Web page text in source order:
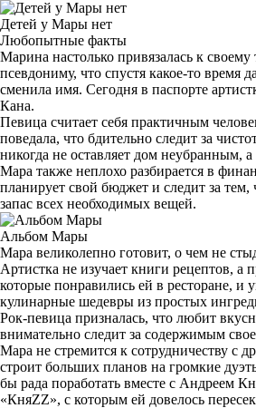
Детей у Мары нет
Любопытные факты
Марина настолько привязалась к своему
псевдониму, что спустя какое-то время
сменила имя. Сегодня в паспорте
Кана.
Певица считает себя практичным
поведала, что бдительно следит за
никогда не оставляет дом неубранным,
Мара также неплохо разбирается в
планирует свой бюджет и следит за тем,
запас всех необходимых вещей.
Альбом Мары
Мара великолепно готовит, о чем не
Артистка не изучает книги рецептов, а
которые понравились ей в ресторане, и
кулинарные шедевры из простых
Рок-певица призналась, что любит
внимательно следит за содержимым
Мара не стремится к сотрудничеству с
строит больших планов на громкие
бы рада поработать вместе с Андреем
«КняZZ», с которым ей довелось